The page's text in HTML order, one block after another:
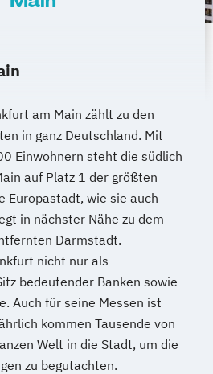
am Main zählt zu den
in ganz Deutschland. Mit
Einwohnern steht die südlich
auf Platz 1 der größten
Europastadt, wie sie auch
in nächster Nähe zu dem
Darmstadt.
nicht nur als
bedeutender Banken sowie
Auch für seine Messen ist
kommen Tausende von
Welt in die Stadt, um die
zu begutachten.